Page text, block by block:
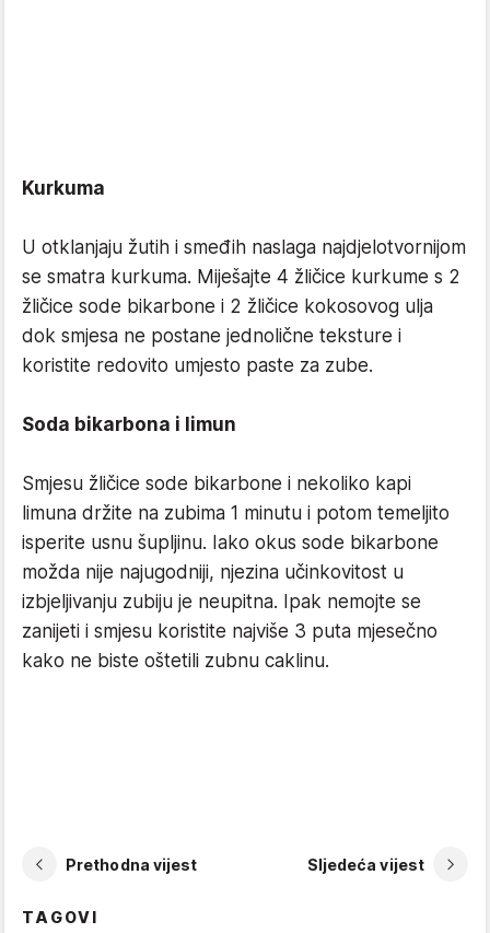
Kurkuma
U otklanjaju žutih i smeđih naslaga najdjelotvornijom
se smatra kurkuma. Miješajte 4 žličice kurkume s 2
žličice sode bikarbone i 2 žličice kokosovog ulja
dok smjesa ne postane jednolične teksture i
koristite redovito umjesto paste za zube.
Soda bikarbona i limun
Smjesu žličice sode bikarbone i nekoliko kapi
limuna držite na zubima 1 minutu i potom temeljito
isperite usnu šupljinu. Iako okus sode bikarbone
možda nije najugodniji, njezina učinkovitost u
izbjeljivanju zubiju je neupitna. Ipak nemojte se
zanijeti i smjesu koristite najviše 3 puta mjesečno
kako ne biste oštetili zubnu caklinu.
Prethodna vijest Sljedeća vijest
TAGOVI